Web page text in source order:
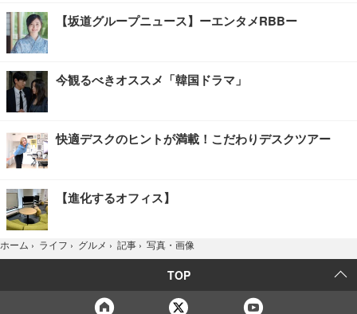
【坂道グループニュース】ーエンタメRBBー
今観るべきオススメ「韓国ドラマ」
快適デスクのヒントが満載！こだわりデスクツアー
【進化するオフィス】
ホーム › ライフ › グルメ › 記事 › 写真・画像
TOP